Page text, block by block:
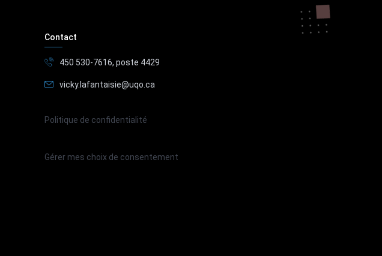
Contact
450 530-7616, poste 4429
vicky.lafantaisie@uqo.ca
Politique de confidentialité
Gérer mes choix de consentement